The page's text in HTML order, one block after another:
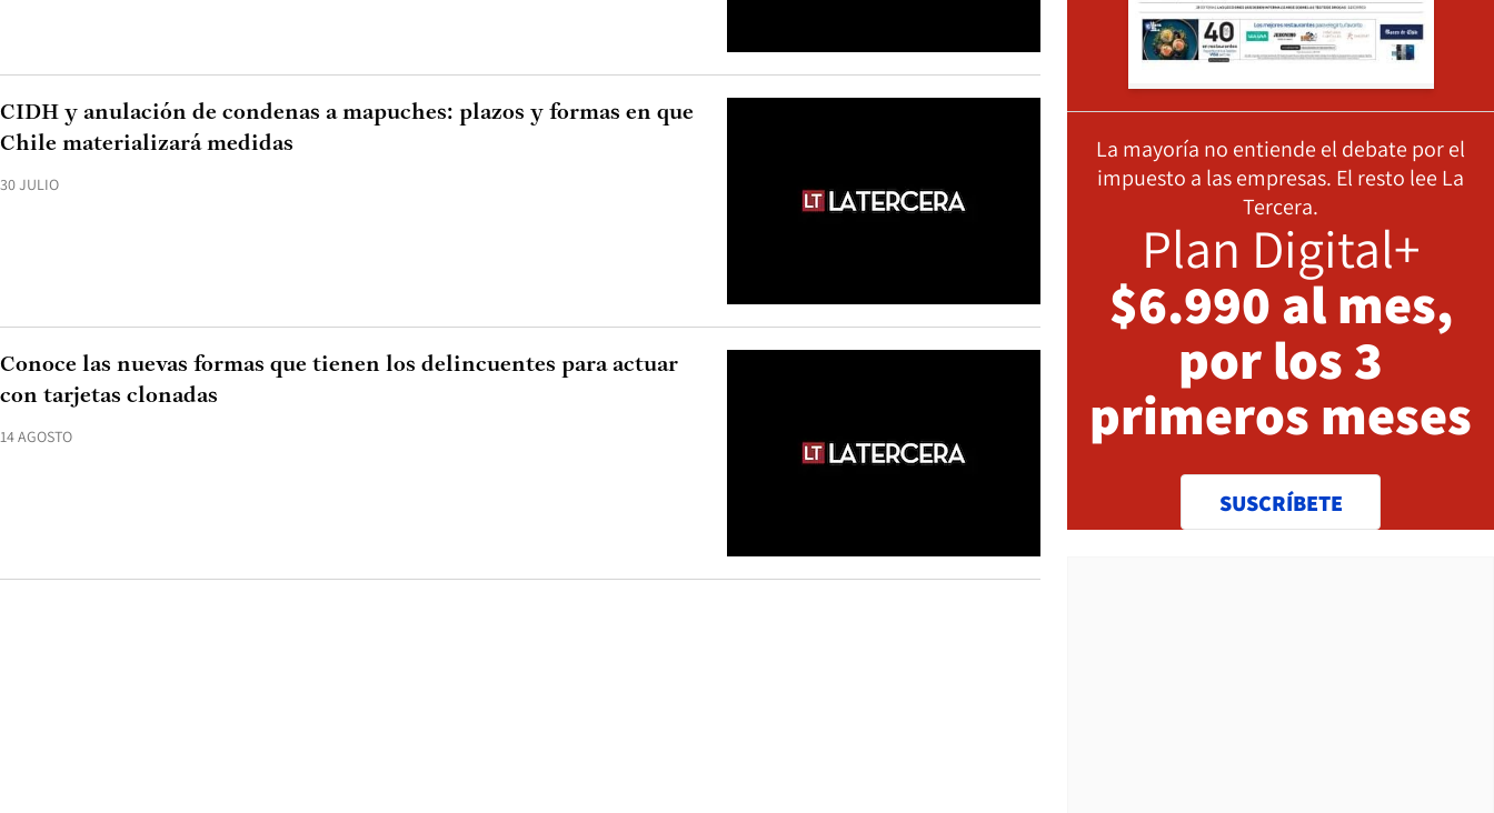
30 JULIO
CIDH y anulación de condenas a mapuches: plazos y formas en que
Chile materializará medidas
14 AGOSTO
Conoce las nuevas formas que tienen los delincuentes para actuar
con tarjetas clonadas
La mayoría no entiende el debate por el
impuesto a las empresas. El resto lee La
Tercera.
Plan Digital+
$6.990 al mes,
por los 3
primeros meses
SUSCRÍBETE